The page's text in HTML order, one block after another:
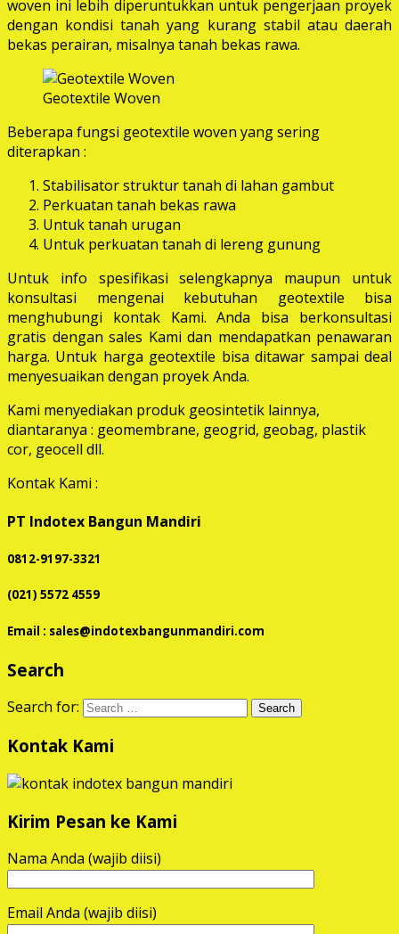
woven ini lebih diperuntukkan untuk pengerjaan proyek
dengan kondisi tanah yang kurang stabil atau daerah
bekas perairan, misalnya tanah bekas rawa.
Geotextile Woven
Beberapa fungsi geotextile woven yang sering
diterapkan :
Stabilisator struktur tanah di lahan gambut
Perkuatan tanah bekas rawa
Untuk tanah urugan
Untuk perkuatan tanah di lereng gunung
Untuk info spesifikasi selengkapnya maupun untuk
konsultasi mengenai kebutuhan geotextile bisa
menghubungi kontak Kami. Anda bisa berkonsultasi
gratis dengan sales Kami dan mendapatkan penawaran
harga. Untuk harga geotextile bisa ditawar sampai deal
menyesuaikan dengan proyek Anda.
Kami menyediakan produk geosintetik lainnya,
diantaranya : geomembrane, geogrid, geobag, plastik
cor, geocell dll.
Kontak Kami :
PT Indotex Bangun Mandiri
0812-9197-3321
(021) 5572 4559
Email : sales@indotexbangunmandiri.com
Search
Search for:
Kontak Kami
Kirim Pesan ke Kami
Nama Anda (wajib diisi)
Email Anda (wajib diisi)